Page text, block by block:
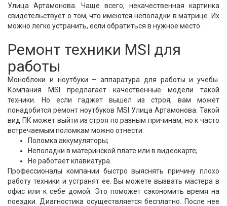
Улица Артамонова. Чаще всего, некачественная картинка
свидетельствует о том, что имеются неполадки в матрице. Их
можно легко устранить, если обратиться в нужное место.
Ремонт техники MSI для
работы
Моноблоки и ноутбуки – аппаратура для работы и учебы.
Компания MSI предлагает качественные модели такой
техники. Но если гаджет вышел из строя, вам может
понадобится ремонт ноутбуков MSI Улица Артамонова. Такой
вид ПК может выйти из строя по разным причинам, но к часто
встречаемым поломкам можно отнести:
Поломка аккумуляторы;
Неполадки в материнской плате или в видеокарте;
Не работает клавиатура.
Профессионалы компании быстро выяснять причину плохо
работу техники и устранят ее. Вы можете вызвать мастера в
офис или к себе домой. Это поможет сэкономить время на
поездки. Диагностика осуществляется бесплатно. После нее